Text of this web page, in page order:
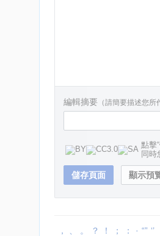
編輯摘要 （請簡要描述您所
點擊“
同時
， 。 ？ ！ ； ： · “” ‘’